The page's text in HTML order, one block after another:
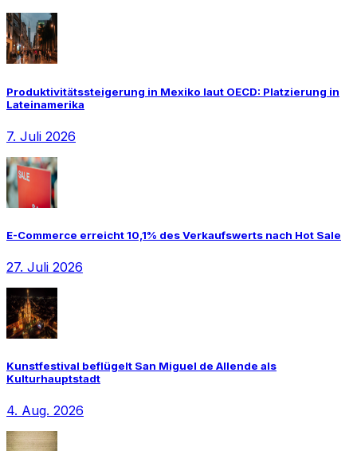
Produktivitätssteigerung in Mexiko laut OECD: Platzierung in
Lateinamerika
7. Juli 2026
E-Commerce erreicht 10,1% des Verkaufswerts nach Hot Sale
27. Juli 2026
Kunstfestival beflügelt San Miguel de Allende als
Kulturhauptstadt
4. Aug. 2026